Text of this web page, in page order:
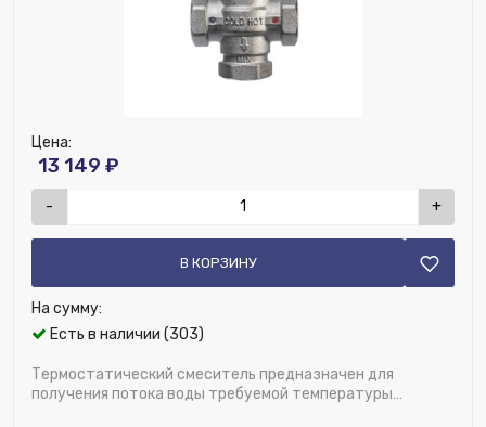
25
Диапазон температуры, C:30-65
Есть в наличии (303)
Термостатический смеситель предназначен для
получения потока воды требуемой температуры
Цена:
13 149 ₽
- +
В КОРЗИНУ
На сумму: